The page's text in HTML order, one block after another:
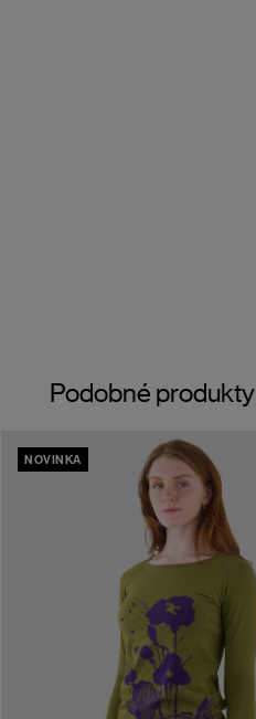
Podobné produkty
NOVINKA